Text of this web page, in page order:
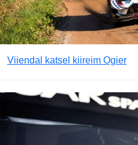
Viiendal katsel kiireim Ogier